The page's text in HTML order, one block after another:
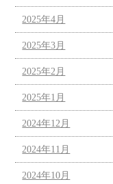
2025年4月
2025年3月
2025年2月
2025年1月
2024年12月
2024年11月
2024年10月